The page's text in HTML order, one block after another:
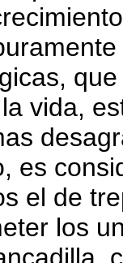
vida,
es
el de
los